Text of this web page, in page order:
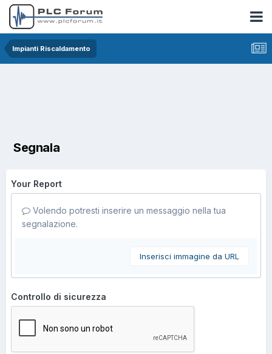
Impianti Riscaldamento
Segnala
Your Report
Volendo potresti inserire un messaggio nella tua
segnalazione.
Inserisci immagine da URL
Controllo di sicurezza